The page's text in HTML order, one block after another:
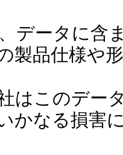
データに含
製品仕様や
はこのデー
かなる損害